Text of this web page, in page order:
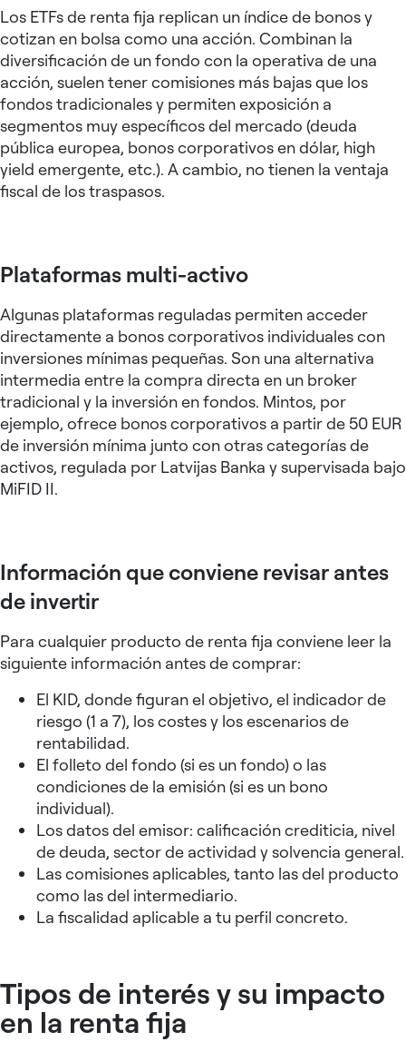
Los ETFs de renta fija replican un índice de bonos y
cotizan en bolsa como una acción. Combinan la
diversificación de un fondo con la operativa de una
acción, suelen tener comisiones más bajas que los
fondos tradicionales y permiten exposición a
segmentos muy específicos del mercado (deuda
pública europea, bonos corporativos en dólar, high
yield emergente, etc.). A cambio, no tienen la ventaja
fiscal de los traspasos.
Plataformas multi-activo
Algunas plataformas reguladas permiten acceder
directamente a bonos corporativos individuales con
inversiones mínimas pequeñas. Son una alternativa
intermedia entre la compra directa en un broker
tradicional y la inversión en fondos. Mintos, por
ejemplo, ofrece bonos corporativos a partir de 50 EUR
de inversión mínima junto con otras categorías de
activos, regulada por Latvijas Banka y supervisada bajo
MiFID II.
Información que conviene revisar antes
de invertir
Para cualquier producto de renta fija conviene leer la
siguiente información antes de comprar:
El KID, donde figuran el objetivo, el indicador de
riesgo (1 a 7), los costes y los escenarios de
rentabilidad.
El folleto del fondo (si es un fondo) o las
condiciones de la emisión (si es un bono
individual).
Los datos del emisor: calificación crediticia, nivel
de deuda, sector de actividad y solvencia general.
Las comisiones aplicables, tanto las del producto
como las del intermediario.
La fiscalidad aplicable a tu perfil concreto.
Tipos de interés y su impacto
en la renta fija